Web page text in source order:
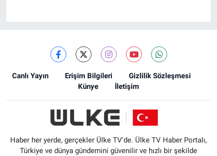
Canlı Yayın Erişim Bilgileri
Gizlilik Sözleşmesi
Künye
İletişim
Haber her yerde, gerçekler Ülke TV'de. Ülke TV Haber Portalı,
Türkiye ve dünya gündemini güvenilir ve hızlı bir şekilde